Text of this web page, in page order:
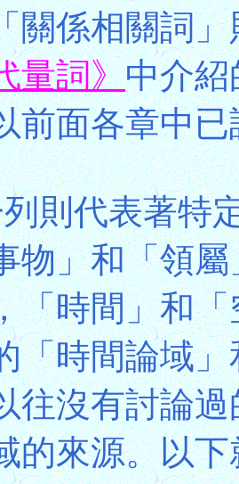
關係相關詞
量詞》中介紹
前面各章中
則代表著特
物」和「領
「時間」和
「時間論域
往沒有討論
的來源。以